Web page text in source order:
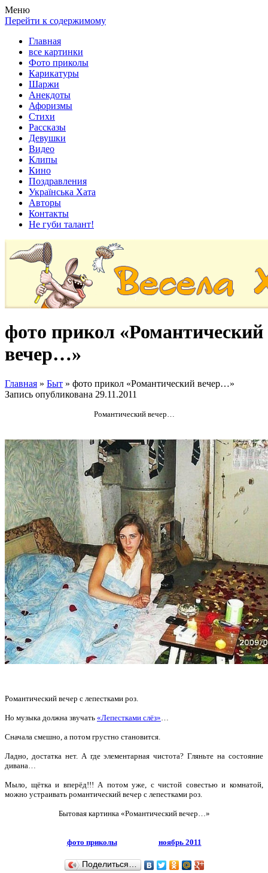
Весела хата — прикольные картинки, смешные истории,
клипы!
Покажем всем ваши фото приколы, карикатуры, шаржи, стихи,
рассказы, видео и песни!
Меню
Перейти к содержимому
Главная
все картинки
Фото приколы
Карикатуры
Шаржи
Анекдоты
Афоризмы
Стихи
Рассказы
Девушки
Видео
Клипы
Кино
Поздравления
Українська Хата
Авторы
Контакты
Не губи талант!
фото прикол «Романтический
вечер…»
Главная » Быт » фото прикол «Романтический вечер…»
Запись опубликована 29.11.2011
Романтический вечер…
Романтический вечер с лепестками роз.
Но музыка должна звучать «Лепестками слёз»
Сначала смешно, а потом грустно становится.
Ладно, достатка нет. А где элементарная чистота? Гляньте на состояние
дивана…
Мыло, щётка и вперёд!!! А потом уже, с чистой совестью и комнатой,
можно устраивать романтический вечер с лепестками роз.
Бытовая картинка «Романтический вечер…»
фото приколы ноябрь 2011
Поделиться…